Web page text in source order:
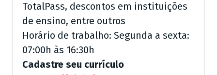
TotalPass, descontos em instituições
de ensino, entre outros
Horário de trabalho: Segunda a sexta:
07:00h às 16:30h
Cadastre seu currículo